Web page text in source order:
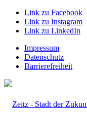
Link zu Facebook
Link zu Instagram
Link zu LinkedIn
Impressum
Datenschutz
Barrierefreiheit